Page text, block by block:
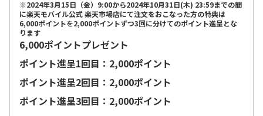
※2024年3月15日（金）9:00から2024年10月31日(木) 23:59までの間
に楽天モバイル公式 楽天市場店にて注文をおこなった方の特典は
6,000ポイントを2,000ポイントずつ3回に分けてのポイント進呈とな
ります
6,000ポイントプレゼント
ポイント進呈1回目：2,000ポイント
ポイント進呈2回目：2,000ポイント
ポイント進呈3回目：2,000ポイント